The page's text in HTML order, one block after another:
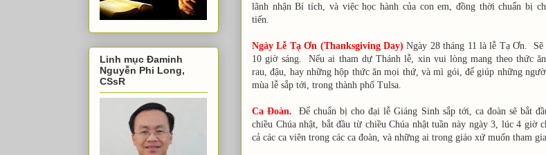
lãnh nhận Bí tích, và việc học hành của con em, đồng thời chuẩn bị
tiến.
Ngày Lễ Tạ Ơn (Thanksgiving Day) Ngày 28 tháng 11 là lễ Tạ Ơn.
10 giờ sáng. Nếu ai tham dự Thánh lễ, xin vui lòng mang theo thức
rau, đậu, hay những hộp thức ăn mọi thứ, và mì gói, để giúp những
mùa lễ sắp tới, trong thành phố Tulsa.
Ca Đoàn. Để chuẩn bị cho đại lễ Giáng Sinh sắp tới, ca đoàn sẽ bắt
chiều Chúa nhật, bắt đầu từ chiều Chúa nhật tuần này ngày 3, lúc 4 giờ
cả các ca viên trong các ca đoàn, và những ai trong giáo xứ muốn tham
Linh mục Đaminh
Nguyễn Phi Long,
CSsR